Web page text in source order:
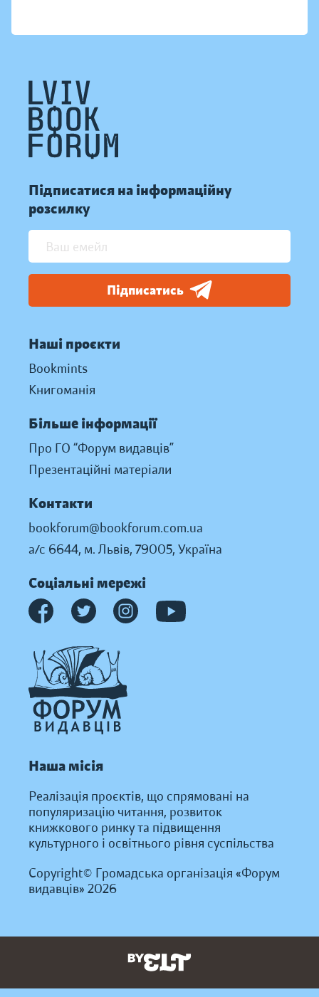
Підписатися на інформаційну
розсилку
Підписатись
Наші проєкти
Bookmints
Книгоманія
Більше інформації
Про ГО “Форум видавців”
Презентаційні матеріали
Контакти
bookforum@bookforum.com.ua
а/с 6644, м. Львів, 79005, Україна
Соціальні мережі
Наша місія
Реалізація проєктів, що спрямовані на
популяризацію читання, розвиток
книжкового ринку та підвищення
культурного і освітнього рівня суспільства
Copyright© Громадська організація «Форум
видавців» 2026